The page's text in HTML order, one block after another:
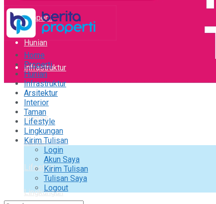
Properti
Hunian
Infrastruktur
Arsitektur
Interior
Taman
Lifestyle
Lingkungan
Home
Properti
Hunian
Infrastruktur
Arsitektur
Interior
Taman
Lifestyle
Lingkungan
Kirim Tulisan
Login
Akun Saya
Kirim Tulisan
Tulisan Saya
Logout